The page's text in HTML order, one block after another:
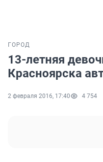
ГОРОД
13-летняя
Красноярска
2 февраля 2016, 17:40 4 754